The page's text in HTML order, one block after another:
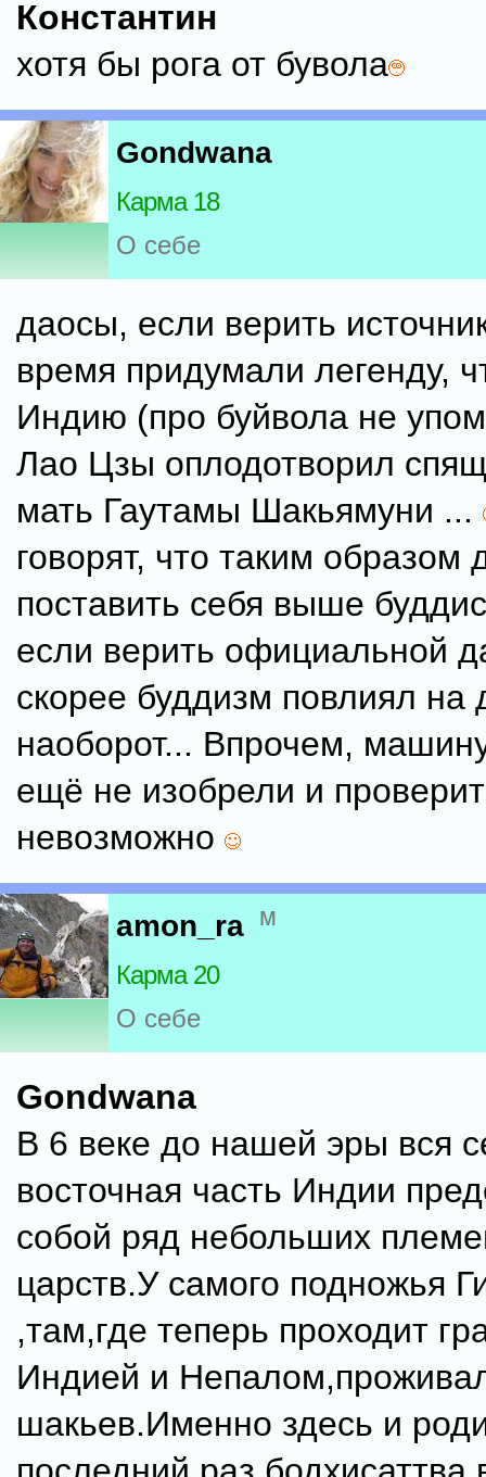
Константин
хотя бы рога от бувола
Gondwana
Карма 18
О себе
даосы, если верить
время придумали легенду,
Индию (про буйвола не
Лао Цзы оплодотворил
мать Гаутамы Шакьямуни ...
говорят, что таким образом
поставить себя выше
если верить официальной
скорее буддизм повлиял на
наоборот... Впрочем,
ещё не изобрели и
невозможно
amon_ra м
Карма 20
О себе
Gondwana
В 6 веке до нашей эры вся
восточная часть Индии
собой ряд небольших
царств.У самого подножья
,там,где теперь проходит
Индией и
шакьев.Именно здесь и